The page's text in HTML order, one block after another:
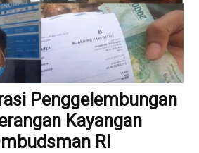
Penggelembungan
Kayangan
RI